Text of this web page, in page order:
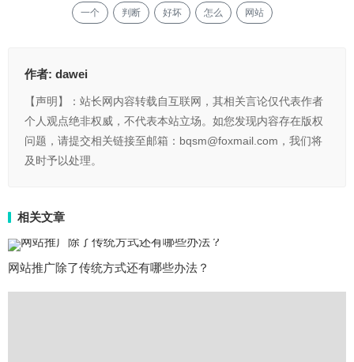
一个 判断 好坏 怎么 网站
作者: dawei
【声明】：站长网内容转载自互联网，其相关言论仅代表作者
个人观点绝非权威，不代表本站立场。如您发现内容存在版权
问题，请提交相关链接至邮箱：bqsm@foxmail.com，我们将
及时予以处理。
相关文章
网站推广除了传统方式还有哪些办法？